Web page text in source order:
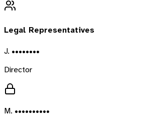
Legal Representatives
J. ••••••••
Director
M. ••••••••••